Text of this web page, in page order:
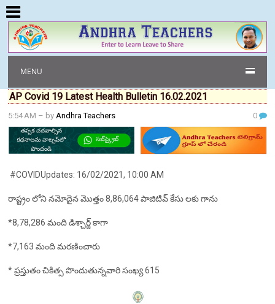
MENU
AP Covid 19 Latest Health Bulletin 16.02.2021
5:54 AM – byAndhra Teachers 0
#COVIDUpdates: 16/02/2021, 10:00 AM
రాష్ట్రం లోని నమోదైన మొత్తం 8,86,064 పాజిటివ్ కేసు లకు గాను
*8,78,286 మంది డిశ్చార్జ్ కాగా
*7,163 మంది మరణించారు
* ప్రస్తుతం చికిత్స పొందుతున్నవారి సంఖ్య 615